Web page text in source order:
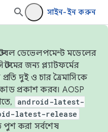
সাইন-ইন করুন
ডেভেলপমেন্ট মডেলের
জন্য প্ল্যাটফর্মের
দুই ও চার ত্রৈমাসিকে
প্রকাশ করব। AOSP
android-latest-
latest-release
পুশ করা সর্বশেষ